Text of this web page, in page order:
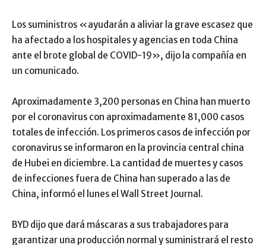
Los suministros «ayudarán a aliviar la grave escasez que
ha afectado a los hospitales y agencias en toda China
ante el brote global de COVID-19», dijo la compañía en
un comunicado.
Aproximadamente 3,200 personas en China han muerto
por el coronavirus con aproximadamente 81,000 casos
totales de infección. Los primeros casos de infección por
coronavirus se informaron en la provincia central china
de Hubei en diciembre. La cantidad de muertes y casos
de infecciones fuera de China han superado a las de
China, informó el lunes el Wall Street Journal.
BYD dijo que dará máscaras a sus trabajadores para
garantizar una producción normal y suministrará el resto